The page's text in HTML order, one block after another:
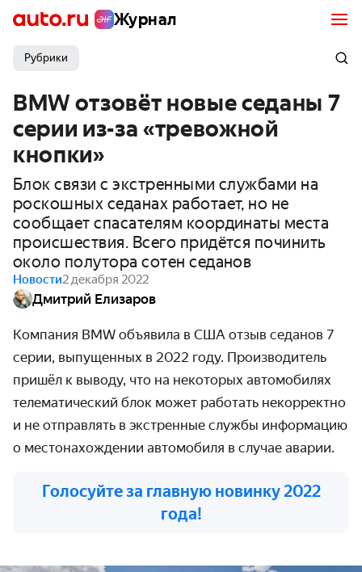
Журнал
Рубрики
BMW отзовёт новые седаны 7
серии из-за «тревожной
кнопки»
Блок связи с экстренными службами на
роскошных седанах работает, но не
сообщает спасателям координаты места
происшествия. Всего придётся починить
около полутора сотен седанов
Новости2 декабря 2022
Дмитрий Елизаров
Компания BMW объявила в США отзыв седанов 7
серии, выпущенных в 2022 году. Производитель
пришёл к выводу, что на некоторых автомобилях
телематический блок может работать некорректно
и не отправлять в экстренные службы информацию
о местонахождении автомобиля в случае аварии.
Голосуйте за главную новинку 2022
года!